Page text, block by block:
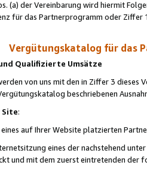
(a) der Vereinbarung wird hiermit
für das Partnerprogramm oder
Vergütungskatalog für das
Qualifizierte Umsätze
von uns mit den in Ziffer 3
beschriebenen
Site:
auf Ihrer Website platzierten
eines der nachstehend
und mit dem zuerst eintretenden der